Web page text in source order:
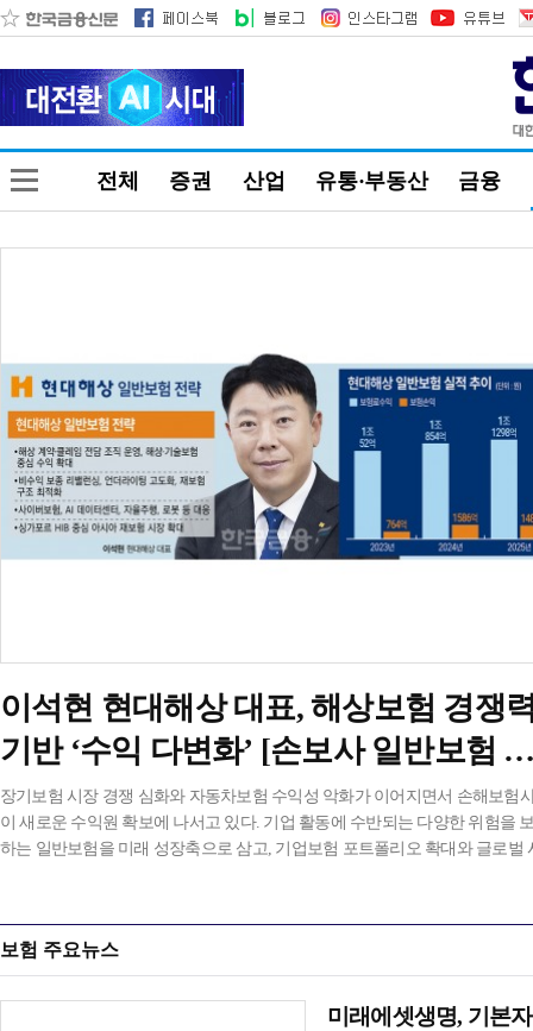
전체 증권 산업 유통·부동산 금융
이석현 현대해상 대표, 해상보험 경쟁
기반 ‘수익 다변화ʼ [손보사 일반보험
략 (3)]
장기보험 시장 경쟁 심화와 자동차보험 수익성 악화가 이어지면서 손해보험
이 새로운 수익원 확보에 나서고 있다. 기업 활동에 수반되는 다양한 위험을
하는 일반보험을 미래 성장축으로 삼고, 기업보험 포트폴리오 확대와 글로벌
보험 주요뉴스
미래에셋생명, 기본